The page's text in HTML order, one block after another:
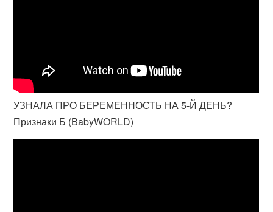
УЗНАЛА ПРО БЕРЕМЕННОСТЬ НА 5-Й ДЕНЬ?
Признаки Б (BabyWORLD)